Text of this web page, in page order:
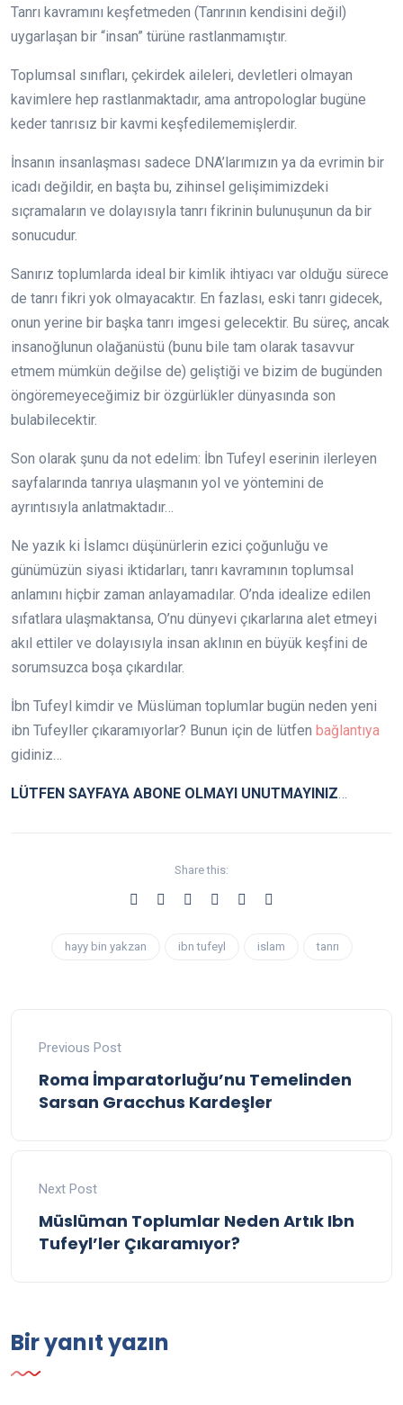
Tanrı kavramını keşfetmeden (Tanrının kendisini değil)
uygarlaşan bir “insan” türüne rastlanmamıştır.
Toplumsal sınıfları, çekirdek aileleri, devletleri olmayan
kavimlere hep rastlanmaktadır, ama antropologlar bugüne
keder tanrısız bir kavmi keşfedilememişlerdir.
İnsanın insanlaşması sadece DNA’larımızın ya da evrimin bir
icadı değildir, en başta bu, zihinsel gelişimimizdeki
sıçramaların ve dolayısıyla tanrı fikrinin bulunuşunun da bir
sonucudur.
Sanırız toplumlarda ideal bir kimlik ihtiyacı var olduğu sürece
de tanrı fikri yok olmayacaktır. En fazlası, eski tanrı gidecek,
onun yerine bir başka tanrı imgesi gelecektir. Bu süreç, ancak
insanoğlunun olağanüstü (bunu bile tam olarak tasavvur
etmem mümkün değilse de) geliştiği ve bizim de bugünden
öngöremeyeceğimiz bir özgürlükler dünyasında son
bulabilecektir.
Son olarak şunu da not edelim: İbn Tufeyl eserinin ilerleyen
sayfalarında tanrıya ulaşmanın yol ve yöntemini de
ayrıntısıyla anlatmaktadır…
Ne yazık ki İslamcı düşünürlerin ezici çoğunluğu ve
günümüzün siyasi iktidarları, tanrı kavramının toplumsal
anlamını hiçbir zaman anlayamadılar. O’nda idealize edilen
sıfatlara ulaşmaktansa, O’nu dünyevi çıkarlarına alet etmeyi
akıl ettiler ve dolayısıyla insan aklının en büyük keşfini de
sorumsuzca boşa çıkardılar.
İbn Tufeyl kimdir ve Müslüman toplumlar bugün neden yeni
ibn Tufeyller çıkaramıyorlar? Bunun için de lütfen bağlantıya
gidiniz…
LÜTFEN SAYFAYA ABONE OLMAYI UNUTMAYINIZ…
Share this:
hayy bin yakzan ibn tufeyl islam tanrı
Previous Post
Roma İmparatorluğu’nu Temelinden
Sarsan Gracchus Kardeşler
Next Post
Müslüman Toplumlar Neden Artık Ibn
Tufeyl’ler Çıkaramıyor?
Bir yanıt yazın